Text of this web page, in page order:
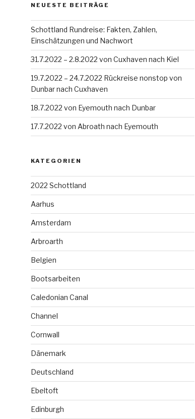
NEUESTE BEITRÄGE
Schottland Rundreise: Fakten, Zahlen,
Einschätzungen und Nachwort
31.7.2022 – 2.8.2022 von Cuxhaven nach Kiel
19.7.2022 – 24.7.2022 Rückreise nonstop von
Dunbar nach Cuxhaven
18.7.2022 von Eyemouth nach Dunbar
17.7.2022 von Abroath nach Eyemouth
KATEGORIEN
2022 Schottland
Aarhus
Amsterdam
Arbroarth
Belgien
Bootsarbeiten
Caledonian Canal
Channel
Cornwall
Dänemark
Deutschland
Ebeltoft
Edinburgh